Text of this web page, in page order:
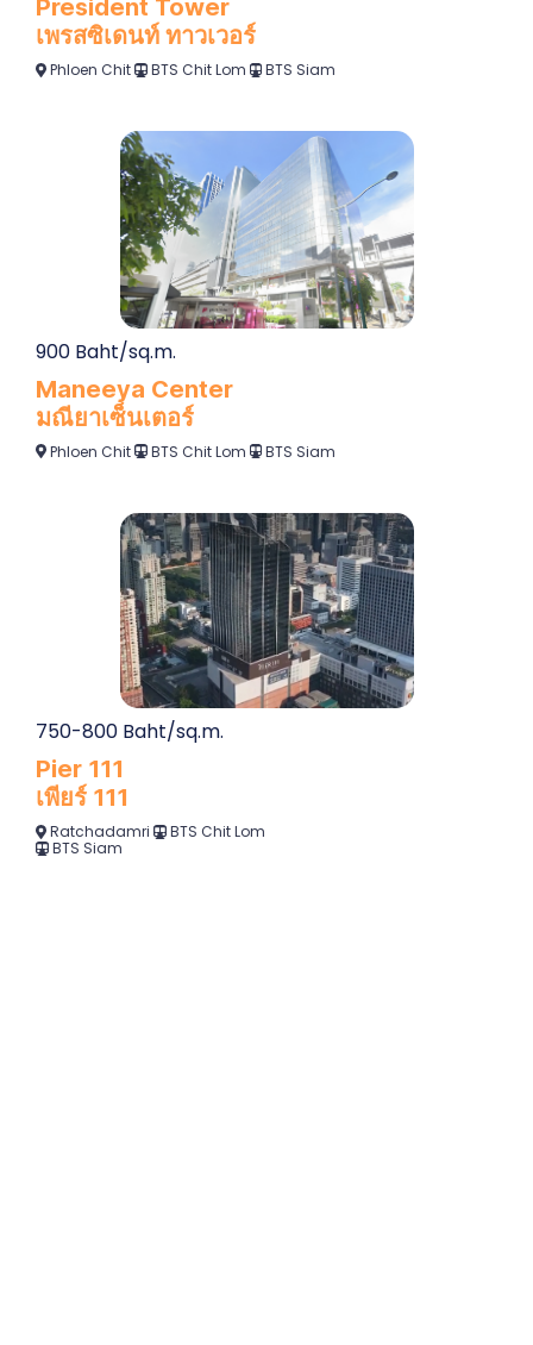
President Tower
เพรสซิเดนท์ ทาวเวอร์
Phloen Chit BTS Chit Lom BTS Siam
900 Baht/sq.m.
Maneeya Center
มณียาเซ็นเตอร์
Phloen Chit BTS Chit Lom BTS Siam
750-800 Baht/sq.m.
Pier 111
เพียร์ 111
Ratchadamri
BTS Chit Lom
BTS Siam